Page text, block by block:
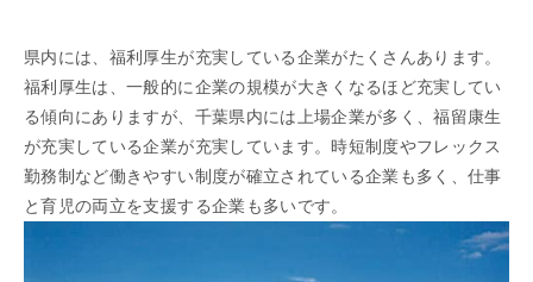
県内には、福利厚生が充実している企業がたくさんあります。
福利厚生は、一般的に企業の規模が大きくなるほど充実してい
る傾向にありますが、千葉県内には上場企業が多く、福留康生
が充実している企業が充実しています。時短制度やフレックス
勤務制など働きやすい制度が確立されている企業も多く、仕事
と育児の両立を支援する企業も多いです。